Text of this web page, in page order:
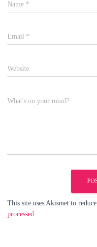
Name *
Email *
Website
What's on your mind?
This site uses Akismet to
processed.